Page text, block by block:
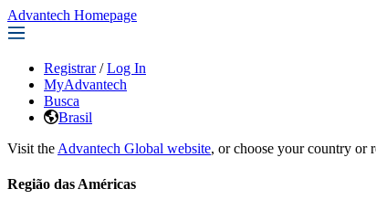
Advantech Homepage
Registrar / Log In
MyAdvantech
Busca
Brasil
Visit the Advantech Global website, or choose your country or
Região das Américas